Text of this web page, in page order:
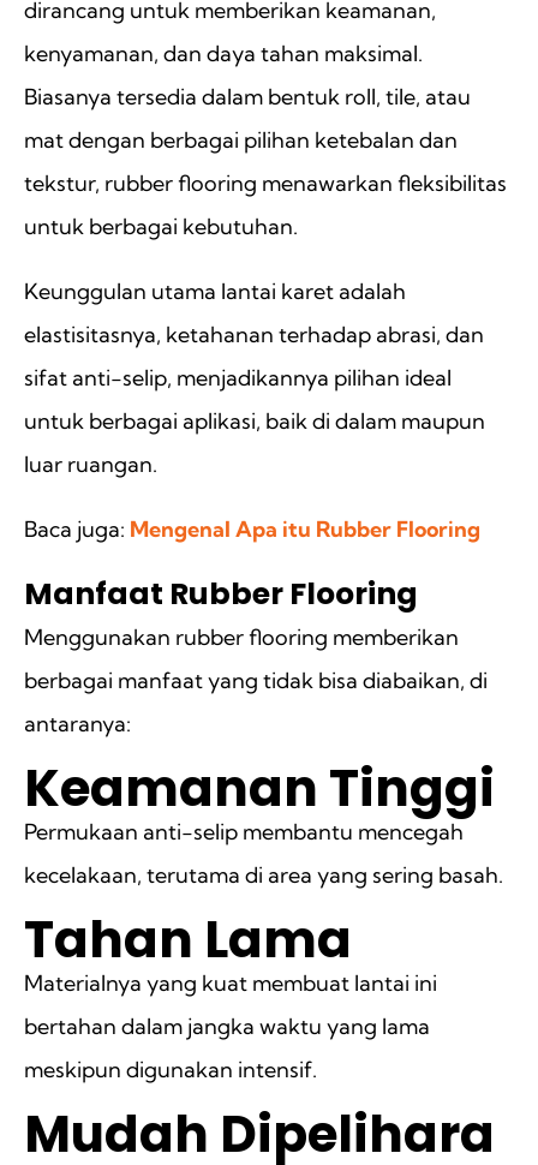
dirancang untuk memberikan keamanan,
kenyamanan, dan daya tahan maksimal.
Biasanya tersedia dalam bentuk roll, tile, atau
mat dengan berbagai pilihan ketebalan dan
tekstur, rubber flooring menawarkan fleksibilitas
untuk berbagai kebutuhan.
Keunggulan utama lantai karet adalah
elastisitasnya, ketahanan terhadap abrasi, dan
sifat anti-selip, menjadikannya pilihan ideal
untuk berbagai aplikasi, baik di dalam maupun
luar ruangan.
Baca juga: Mengenal Apa itu Rubber Flooring
Manfaat Rubber Flooring
Menggunakan rubber flooring memberikan
berbagai manfaat yang tidak bisa diabaikan, di
antaranya:
Keamanan Tinggi
Permukaan anti-selip membantu mencegah
kecelakaan, terutama di area yang sering basah.
Tahan Lama
Materialnya yang kuat membuat lantai ini
bertahan dalam jangka waktu yang lama
meskipun digunakan intensif.
Mudah Dipelihara